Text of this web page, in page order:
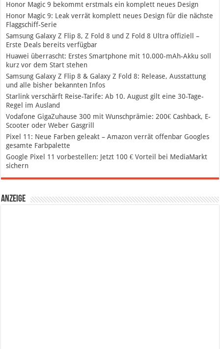
Honor Magic 9 bekommt erstmals ein komplett neues Design
Honor Magic 9: Leak verrät komplett neues Design für die nächste
Flaggschiff-Serie
Samsung Galaxy Z Flip 8, Z Fold 8 und Z Fold 8 Ultra offiziell –
Erste Deals bereits verfügbar
Huawei überrascht: Erstes Smartphone mit 10.000-mAh-Akku soll
kurz vor dem Start stehen
Samsung Galaxy Z Flip 8 & Galaxy Z Fold 8: Release, Ausstattung
und alle bisher bekannten Infos
Starlink verschärft Reise-Tarife: Ab 10. August gilt eine 30-Tage-
Regel im Ausland
Vodafone GigaZuhause 300 mit Wunschprämie: 200€ Cashback, E-
Scooter oder Weber Gasgrill
Pixel 11: Neue Farben geleakt – Amazon verrät offenbar Googles
gesamte Farbpalette
Google Pixel 11 vorbestellen: Jetzt 100 € Vorteil bei MediaMarkt
sichern
Anzeige